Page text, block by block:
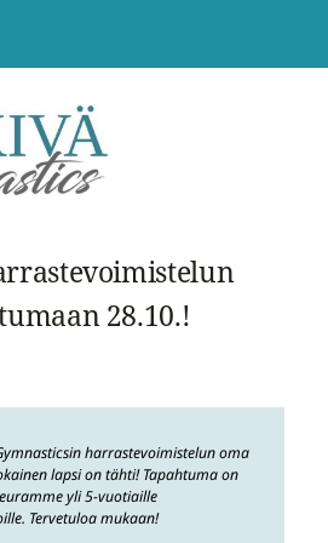
Gymnastics
28.10.!
harrastevoimistelun oma
lapsi on tähti! Tapahtuma on
yli 5-vuotiaille
Tervetuloa mukaan!